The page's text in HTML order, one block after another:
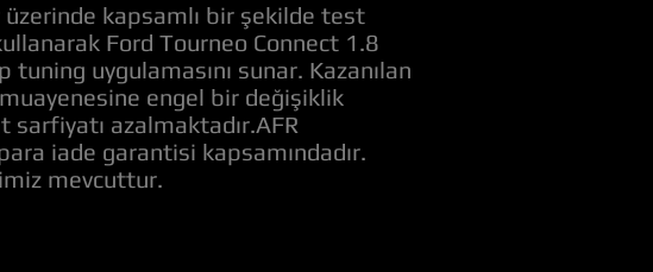
kapsamlı bir şekilde test
Ford Tourneo Connect 1.8
uygulamasını sunar. Kazanılan
muayenesine engel bir değişiklik
sarfiyatı azalmaktadır.AFR
iade garantisi kapsamındadır.
mevcuttur.